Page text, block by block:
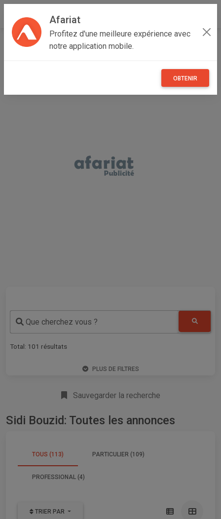
Afariat
Profitez d'une meilleure expérience avec
notre application mobile.
OBTENIR
Accueil Recherche Grand Centre
Que cherchez vous ?
Total: 101 résultats
PLUS DE FILTRES
Sauvegarder la recherche
Sidi Bouzid: Toutes les annonces
TOUS (113) PARTICULIER (109)
PROFESSIONAL (4)
TRIER PAR